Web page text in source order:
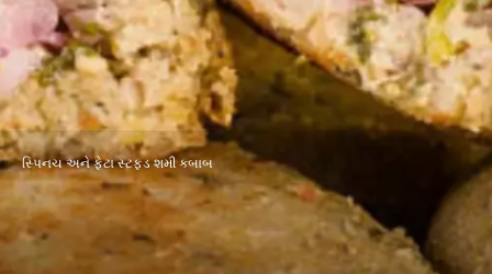
સ્પિનચ અને ફેટા સ્ટફ્ડ શમી કબાબ